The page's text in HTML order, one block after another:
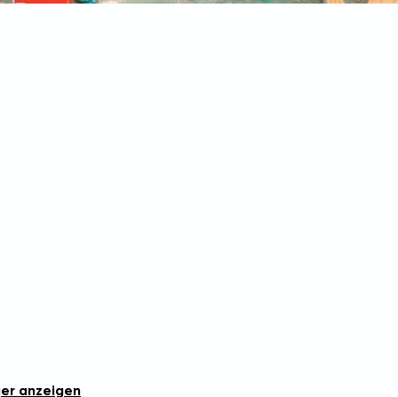
anzeigen